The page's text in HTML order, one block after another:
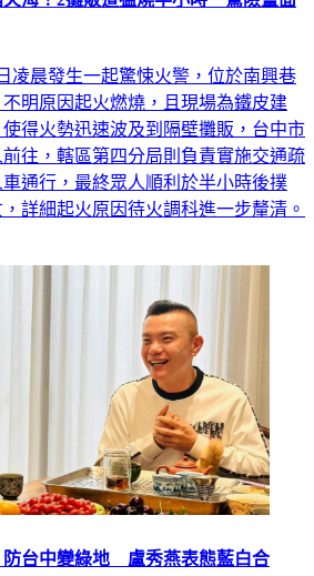
凌晨發生一起驚悚火警，位於南興巷
明原因起火燃燒，且現場為鐵皮建
得火勢迅速波及到隔壁攤販，台中市
往，轄區第四分局則負責實施交通疏
通行，最終眾人順利於半小時後撲
詳細起火原因待火調科進一步釐清。
防台中變綠地 盧秀燕表態藍白合